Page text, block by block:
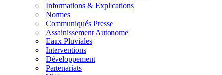
Informations & Explications
Normes
Communiqués Presse
Assainissement Autonome
Eaux Pluviales
Interventions
Développement
Partenariats